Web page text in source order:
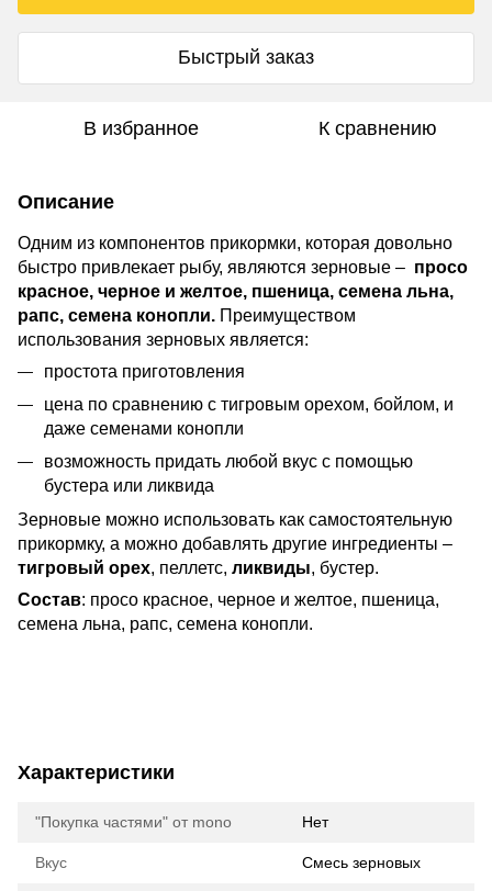
Быстрый заказ
В избранное К сравнению
Описание
Одним из компонентов прикормки, которая довольно
быстро привлекает рыбу, являются зерновые – просо
красное, черное и желтое, пшеница, семена льна,
рапс, семена конопли. Преимуществом
использования зерновых является:
простота приготовления
цена по сравнению с тигровым орехом, бойлом, и
даже семенами конопли
возможность придать любой вкус с помощью
бустера или ликвида
Зерновые можно использовать как самостоятельную
прикормку, а можно добавлять другие ингредиенты –
тигровый орех, пеллетс, ликвиды, бустер.
Состав: просо красное, черное и желтое, пшеница,
семена льна, рапс, семена конопли.
Характеристики
"Покупка частями" от mono Нет
Вкус Смесь зерновых